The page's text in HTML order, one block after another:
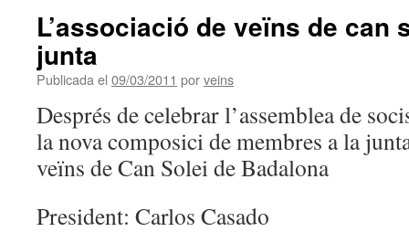
L’associació de veïns de can
junta
Publicada el 09/03/2011 porveins
Després de celebrar l’assemblea de
la nova composici de membres a la
veïns de Can Solei de Badalona
President: Carlos Casado